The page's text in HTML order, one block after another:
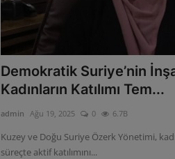
Demokratik Suriye’nin
Kadınların Katılımı Tem...
admin Ağu 19, 2025 0 6.7B
Kuzey ve Doğu Suriye Özerk Yönetimi,
süreçte aktif katılımını...